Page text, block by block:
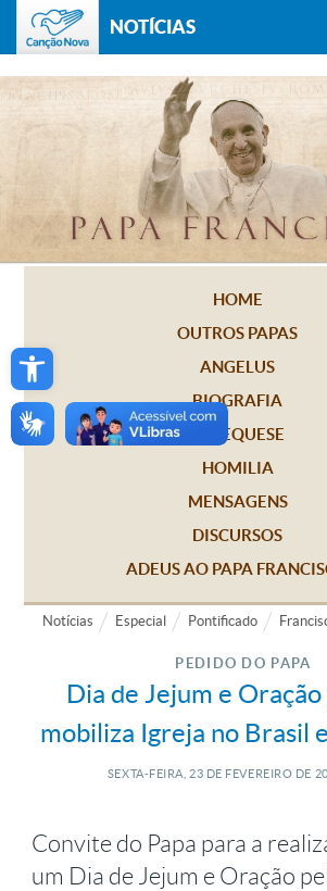
Open toolbar
NOTÍCIAS
HOME
OUTROS PAPAS
ANGELUS
BIOGRAFIA
CATEQUESE
HOMILIA
MENSAGENS
DISCURSOS
ADEUS AO PAPA
Notícias Especial Pontificado
PEDIDO DO PAPA
Dia de Jejum e Oração
mobiliza Igreja no Brasil
SEXTA-FEIRA, 23 DE FEVEREIRO DE
Convite do Papa para a
um Dia de Jejum e Oração